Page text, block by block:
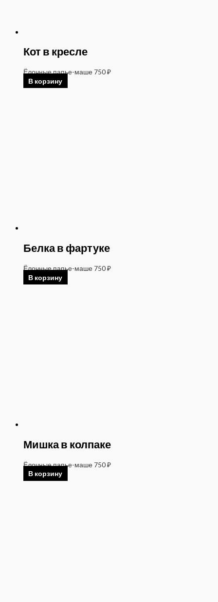
Кот в кресле
Ёлочные папье-маше 750₽
В корзину
Белка в фартуке
Ёлочные папье-маше 750₽
В корзину
Мишка в колпаке
Ёлочные папье-маше 750₽
В корзину